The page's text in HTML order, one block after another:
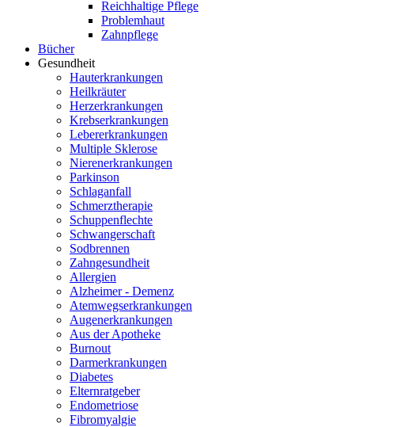
Reichhaltige Pflege
Problemhaut
Zahnpflege
Bücher
Gesundheit
Hauterkrankungen
Heilkräuter
Herzerkrankungen
Krebserkrankungen
Lebererkrankungen
Multiple Sklerose
Nierenerkrankungen
Parkinson
Schlaganfall
Schmerztherapie
Schuppenflechte
Schwangerschaft
Sodbrennen
Zahngesundheit
Allergien
Alzheimer - Demenz
Atemwegserkrankungen
Augenerkrankungen
Aus der Apotheke
Burnout
Darmerkrankungen
Diabetes
Elternratgeber
Endometriose
Fibromyalgie